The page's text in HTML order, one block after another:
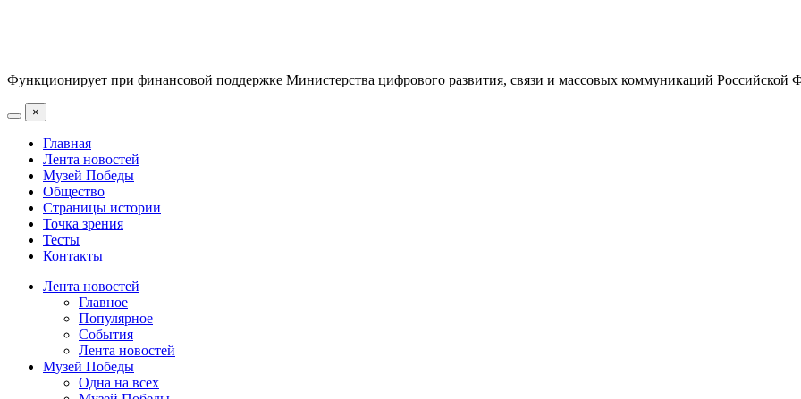
Функционирует при финансовой поддержке Министерства цифрового развития, связи и массовых коммуникаций Российской
×
Главная
Лента новостей
Музей Победы
Общество
Страницы истории
Точка зрения
Тесты
Контакты
Лента новостей
Главное
Популярное
События
Лента новостей
Музей Победы
Одна на всех